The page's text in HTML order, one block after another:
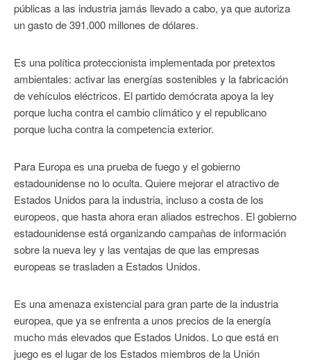
públicas a las industria jamás llevado a cabo, ya que autoriza
un gasto de 391.000 millones de dólares.
Es una política proteccionista implementada por pretextos
ambientales: activar las energías sostenibles y la fabricación
de vehículos eléctricos. El partido demócrata apoya la ley
porque lucha contra el cambio climático y el republicano
porque lucha contra la competencia exterior.
Para Europa es una prueba de fuego y el gobierno
estadounidense no lo oculta. Quiere mejorar el atractivo de
Estados Unidos para la industria, incluso a costa de los
europeos, que hasta ahora eran aliados estrechos. El gobierno
estadounidense está organizando campañas de información
sobre la nueva ley y las ventajas de que las empresas
europeas se trasladen a Estados Unidos.
Es una amenaza existencial para gran parte de la industria
europea, que ya se enfrenta a unos precios de la energía
mucho más elevados que Estados Unidos. Lo que está en
juego es el lugar de los Estados miembros de la Unión